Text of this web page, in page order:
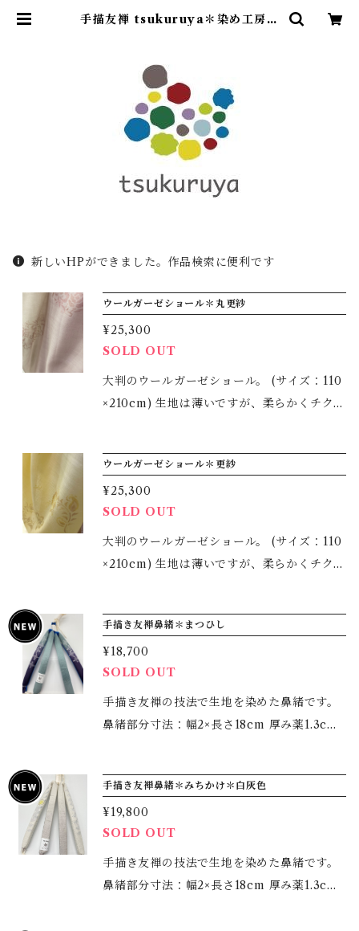
手描友禅 tsukuruya＊染め工房造
新しいHPができました。作品検索に便利です
ウールガーゼショール＊丸更紗
¥25,300
SOLD OUT
大判のウールガーゼショール。 (サイズ：110
×210cm) 生地は薄いですが、柔らかくチクチ
な丸の更紗です。季節感なく、お使いいただ
けます。 着物の時も洋服の時もご使用いただ
ける大判で、真冬以外３シーズンお使いいた
だけます。 またコンパクトに収納でき、シワ
もつきにくいため、持ち運びにも適していま
しめます。 ＊すべて手染めゆえ、多少の風合
いはご了承下さいませ。 ＊ご家庭での手洗い
でお手入れしていただけます。
ウールガーゼショール＊更紗
¥25,300
SOLD OUT
大判のウールガーゼショール。 (サイズ：110
×210cm) 生地は薄いですが、柔らかくチクチ
服の時もご使用いただける大判で、真冬以外
３シーズンお使いいただけます。 またコンパ
クトに収納でき、シワもつきにくいため、持
ち運びにも適しています。 生地の左右で大き
く染め分けをしているので、 色の出し方や結
せ。 ＊ご家庭での手洗いでお手入れしていた
だけます。
手描き友禅鼻緒＊まつひし
¥18,700
SOLD OUT
手描き友禅の技法で生地を染めた鼻緒です。
鼻緒部分寸法：幅2×長さ18cm 厚み薬1.3cm
す。 吉祥紋様を重ねております。 左右アシン
メトリーに描き、ぼかしを入れて染めまし
た。 綿入りで足が疲れずとても履きやすいで
す。 お好みの台と併せて、ぜひご利用くださ
いませ。
手描き友禅鼻緒＊みちかけ＊白灰色
¥19,800
SOLD OUT
手描き友禅の技法で生地を染めた鼻緒です。
鼻緒部分寸法：幅2×長さ18cm 厚み薬1.3cm